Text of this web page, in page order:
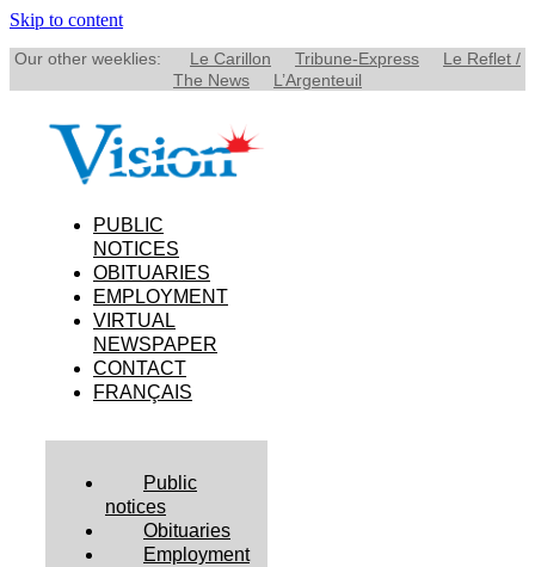
Skip to content
Our other weeklies: Le Carillon Tribune-Express
Le Reflet /
The News
L’Argenteuil
PUBLIC
NOTICES
OBITUARIES
EMPLOYMENT
VIRTUAL
NEWSPAPER
CONTACT
FRANÇAIS
Public
notices
Obituaries
Employment